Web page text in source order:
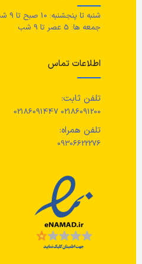
شنبه تا پنجشنبه: 10 صبح تا 9 شب
جمعه ها: 5 عصر تا 9 شب
اطلاعات تماس
تلفن ثابت:
02186091200 02186091447
تلفن همراه:
09306622276